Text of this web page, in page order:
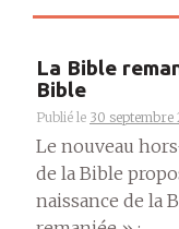
La Bible
Bible
Publié le 30 septembre
Le nouveau
de la Bible
naissance de la